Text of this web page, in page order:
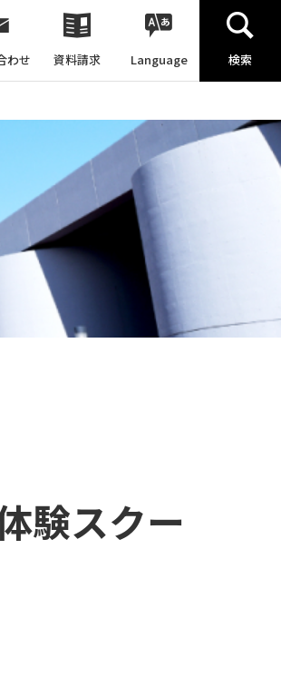
わせ 資料請求 Language 検索
験スクー